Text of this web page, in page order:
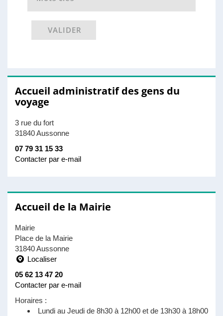
VALIDER
Accueil administratif des gens du
voyage
3 rue du fort
31840 Aussonne
07 79 31 15 33
Contacter par e-mail
Accueil de la Mairie
Mairie
Place de la Mairie
31840 Aussonne
Localiser
05 62 13 47 20
Contacter par e-mail
Horaires :
Lundi au Jeudi de 8h30 à 12h00 et de 13h30 à 18h00